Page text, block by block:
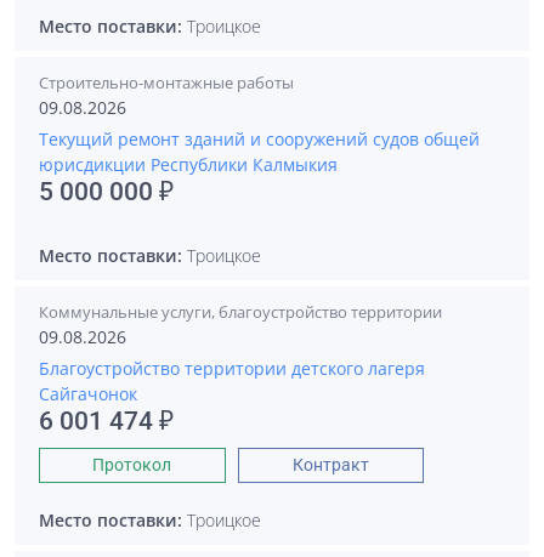
Место поставки: Троицкое
Строительно-монтажные работы
09.08.2026
Текущий ремонт зданий и сооружений судов общей
юрисдикции Республики Калмыкия
5 000 000 ₽
Место поставки: Троицкое
Коммунальные услуги, благоустройство территории
09.08.2026
Благоустройство территории детского лагеря
Сайгачонок
6 001 474 ₽
Протокол Контракт
Место поставки: Троицкое